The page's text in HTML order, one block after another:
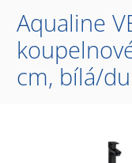
Aqualine
cm, bílá/